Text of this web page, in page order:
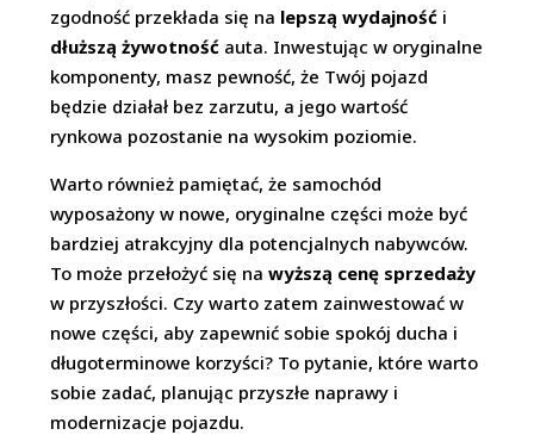
zgodność przekłada się na lepszą wydajność i
dłuższą żywotność auta. Inwestując w oryginalne
komponenty, masz pewność, że Twój pojazd
będzie działał bez zarzutu, a jego wartość
rynkowa pozostanie na wysokim poziomie.
Warto również pamiętać, że samochód
wyposażony w nowe, oryginalne części może być
bardziej atrakcyjny dla potencjalnych nabywców.
To może przełożyć się nawyższą cenę sprzedaży
w przyszłości. Czy warto zatem zainwestować w
nowe części, aby zapewnić sobie spokój ducha i
długoterminowe korzyści? To pytanie, które warto
sobie zadać, planując przyszłe naprawy i
modernizacje pojazdu.